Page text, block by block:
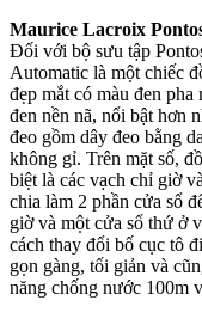
Maurice Lacroix
Đối với bộ sưu tập
Automatic là một chiếc
đẹp mắt có màu đen
đen nền nã, nổi bật hơn
đeo gồm dây đeo bằng
không gỉ. Trên mặt số,
biệt là các vạch chỉ giờ
chia làm 2 phần cửa sổ
giờ và một cửa sổ thứ ở
cách thay đổi bố cục tô
gọn gàng, tối giản và
năng chống nước 100m